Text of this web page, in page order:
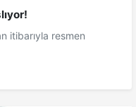
itibarıyla resmen